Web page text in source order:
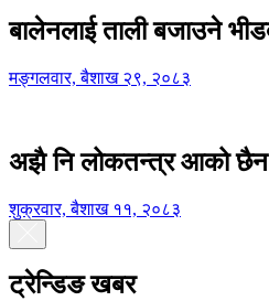
बालेनलाई ताली बजाउने
मङ्गलवार, बैशाख २९, २०८३
अझै नि लोकतन्त्र आको
शुक्रवार, बैशाख ११, २०८३
ट्रेन्डिङ खबर